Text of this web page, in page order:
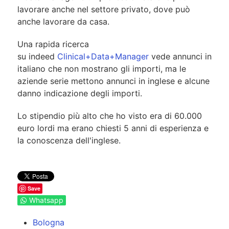
lavorare anche nel settore privato, dove può
anche lavorare da casa.
Una rapida ricerca
su indeed Clinical+Data+Manager vede annunci in
italiano che non mostrano gli importi, ma le
aziende serie mettono annunci in inglese e alcune
danno indicazione degli importi.
Lo stipendio più alto che ho visto era di 60.000
euro lordi ma erano chiesti 5 anni di esperienza e
la conoscenza dell'inglese.
Save
Whatsapp
Bologna